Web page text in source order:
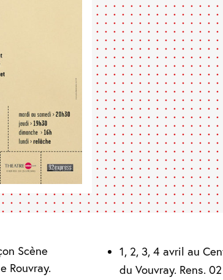
Scène
Rouvray.
1, 2, 3, 4 avril au
du Vouvray. Rens.